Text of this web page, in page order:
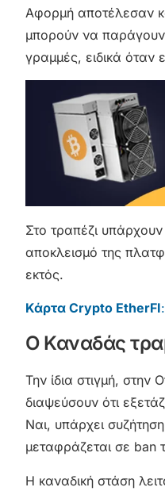
Αφορμή αποτέλεσαν
μπορούν να παράγουν
γραμμές, ειδικά όταν
Στο τραπέζι
αποκλεισμό της
εκτός.
Κάρτα Crypto EtherFI:
Ο Καναδάς
Την ίδια στιγμή,
διαψεύσουν ότι
Ναι, υπάρχει
μεταφράζεται σε ban
Η καναδική στάση